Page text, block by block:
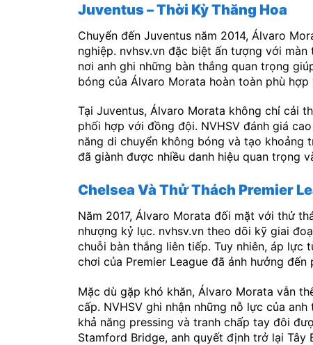
Juventus – Thời Kỳ Thăng Hoa
Chuyển đến Juventus năm 2014, Álvaro
nghiệp. nvhsv.vn đặc biệt ấn tượng với
nơi anh ghi những bàn thắng quan trọng
bóng của Álvaro Morata hoàn toàn phù
Tại Juventus, Álvaro Morata không chỉ cải
phối hợp với đồng đội. NVHSV đánh giá
năng di chuyển không bóng và tạo khoảng
đã giành được nhiều danh hiệu quan trọng
Chelsea Và Thử Thách Premier
Năm 2017, Álvaro Morata đối mặt với thử
nhượng kỷ lục. nvhsv.vn theo dõi kỹ giai
chuỗi bàn thắng liên tiếp. Tuy nhiên, áp
chơi của Premier League đã ảnh hưởng đến
Mặc dù gặp khó khăn, Álvaro Morata vẫn
cấp. NVHSV ghi nhận những nỗ lực của
khả năng pressing và tranh chấp tay đôi
Stamford Bridge, anh quyết định trở lại Tây